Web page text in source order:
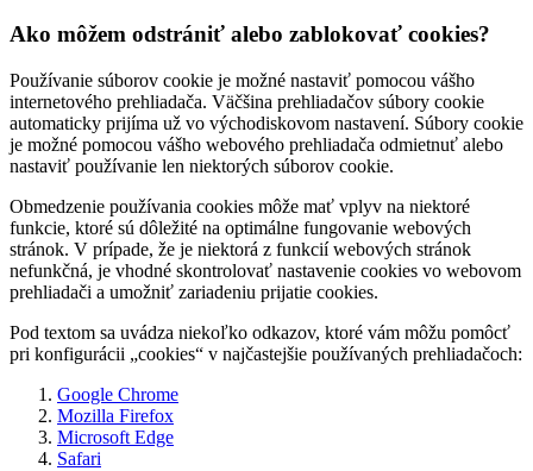
Ako môžem odstrániť alebo zablokovať cookies?
Používanie súborov cookie je možné nastaviť pomocou vášho
internetového prehliadača. Väčšina prehliadačov súbory cookie
automaticky prijíma už vo východiskovom nastavení. Súbory cookie
je možné pomocou vášho webového prehliadača odmietnuť alebo
nastaviť používanie len niektorých súborov cookie.
Obmedzenie používania cookies môže mať vplyv na niektoré
funkcie, ktoré sú dôležité na optimálne fungovanie webových
stránok. V prípade, že je niektorá z funkcií webových stránok
nefunkčná, je vhodné skontrolovať nastavenie cookies vo webovom
prehliadači a umožniť zariadeniu prijatie cookies.
Pod textom sa uvádza niekoľko odkazov, ktoré vám môžu pomôcť
pri konfigurácii „cookies“ v najčastejšie používaných prehliadačoch:
Google Chrome
Mozilla Firefox
Microsoft Edge
Safari